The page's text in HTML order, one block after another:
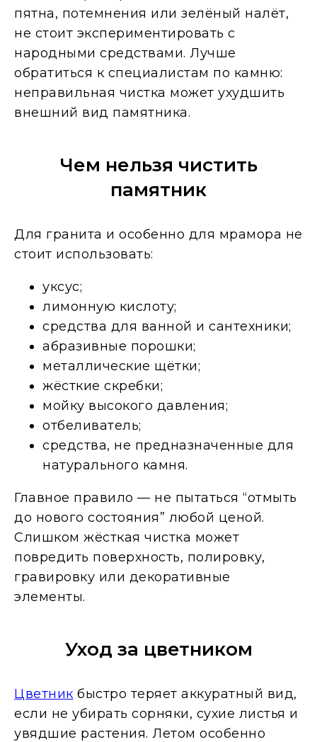
пятна, потемнения или зелёный налёт,
не стоит экспериментировать с
народными средствами. Лучше
обратиться к специалистам по камню:
неправильная чистка может ухудшить
внешний вид памятника.
Чем нельзя чистить
памятник
Для гранита и особенно для мрамора не
стоит использовать:
уксус;
лимонную кислоту;
средства для ванной и сантехники;
абразивные порошки;
металлические щётки;
жёсткие скребки;
мойку высокого давления;
отбеливатель;
средства, не предназначенные для
натурального камня.
Главное правило — не пытаться “отмыть
до нового состояния” любой ценой.
Слишком жёсткая чистка может
повредить поверхность, полировку,
гравировку или декоративные
элементы.
Уход за цветником
Цветник быстро теряет аккуратный вид,
если не убирать сорняки, сухие листья и
увядшие растения. Летом особенно